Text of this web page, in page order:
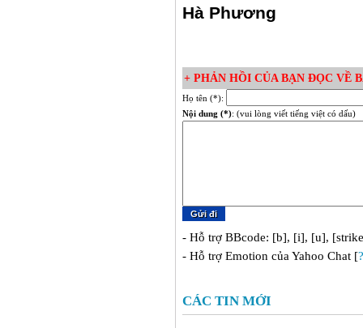
Hà Phương
+ PHẢN HỒI CỦA BẠN ĐỌC VỀ
Họ tên (*):
Nội dung (*): (vui lòng viết tiếng việt có dấu)
- Hỗ trợ BBcode: [b], [i], [u],
- Hỗ trợ Emotion của Yahoo Chat [?
CÁC TIN MỚI